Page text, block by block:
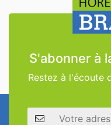
S'abonner à
Restez à l'écoute
Adresse